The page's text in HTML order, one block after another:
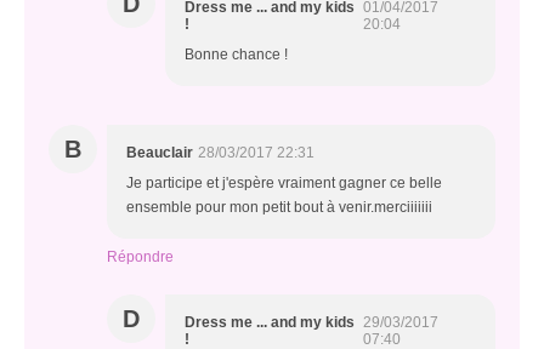
Dress me ... and my kids
!
01/04/2017
20:04
Bonne chance !
B Beauclair 28/03/2017 22:31
Je participe et j'espère vraiment gagner ce belle
ensemble pour mon petit bout à venir.merciiiiiii
Répondre
D
Dress me ... and my kids
!
29/03/2017
07:40